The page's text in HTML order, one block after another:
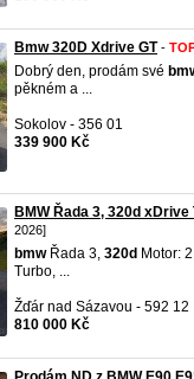
Bmw 320D Xdrive GT-
Dobrý den, prodám své
pěkném a ...
Sokolov - 356 01
339 900 Kč
BMW Řada 3, 320d xDrive
2026]
bmwŘada 3, 320d Motor:
Turbo, ...
Žďár nad Sázavou - 592 12
810 000 Kč